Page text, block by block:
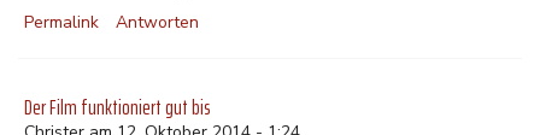
Permalink
Antworten
Der Film funktioniert gut bis